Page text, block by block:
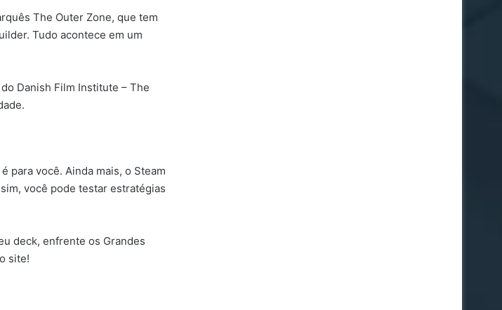
The Outer Zone, que tem
Tudo acontece em um
Danish Film Institute – The
para você. Ainda mais, o Steam
você pode testar estratégias
deck, enfrente os Grandes
site!